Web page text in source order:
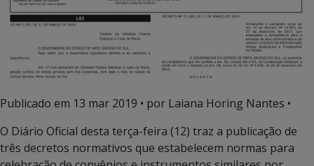
Publicado em 13 mar 2019 • por Laiana Horing Nantes •
O Diário Oficial desta terça-feira (12) traz a publicação de
três decretos normativos que estabelecem normas para